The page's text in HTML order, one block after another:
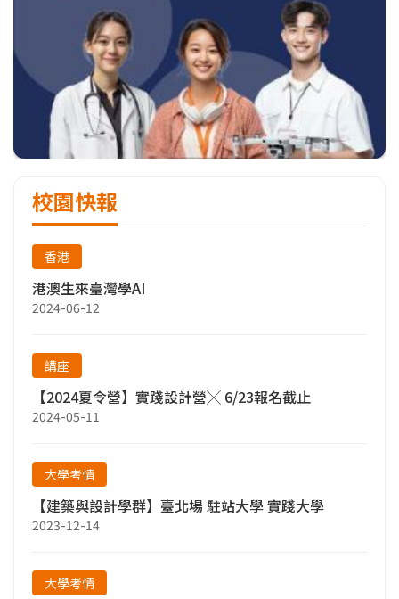
校園快報
香港
港澳生來臺灣學AI
2024-06-12
講座
【2024夏令營】實踐設計營╳ 6/23報名截止
2024-05-11
大學考情
【建築與設計學群】臺北場 駐站大學 實踐大學
2023-12-14
大學考情